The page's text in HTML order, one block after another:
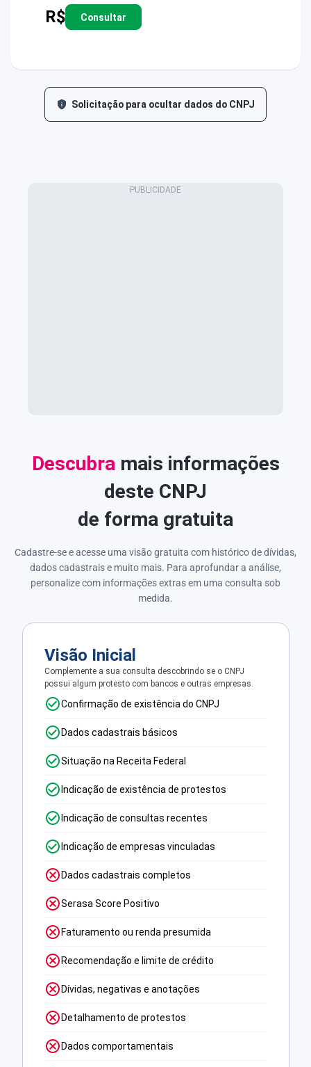
R$ Consultar
Solicitação para ocultar dados do CNPJ
Descubramais informações
deste CNPJ
de forma gratuita
Cadastre-se e acesse uma visão gratuita com histórico de dívidas,
dados cadastrais e muito mais. Para aprofundar a análise,
personalize com informações extras em uma consulta sob
medida.
Visão Inicial
Complemente a sua consulta descobrindo se o CNPJ
possui algum protesto com bancos e outras empresas.
Confirmação de existência do CNPJ
Dados cadastrais básicos
Situação na Receita Federal
Indicação de existência de protestos
Indicação de consultas recentes
Indicação de empresas vinculadas
Dados cadastrais completos
Serasa Score Positivo
Faturamento ou renda presumida
Recomendação e limite de crédito
Dívidas, negativas e anotações
Detalhamento de protestos
Dados comportamentais